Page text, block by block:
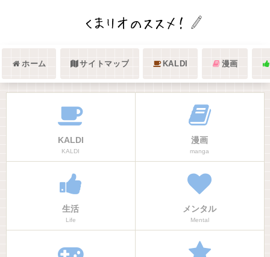
ホーム サイトマップ KALDI 漫画
KALDI
KALDI
漫画
manga
生活
Life
メンタル
Mental